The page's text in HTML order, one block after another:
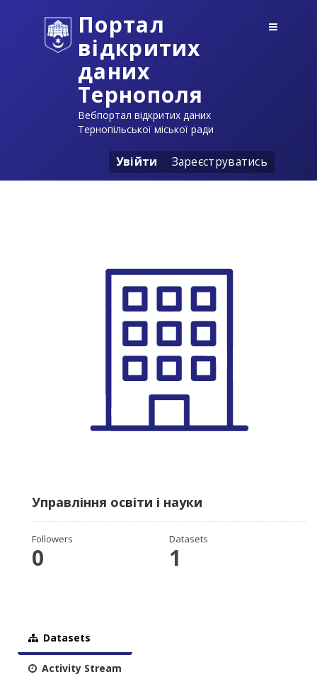
Портал
відкритих
даних
Тернополя
Вебпортал відкритих даних
Тернопільської міської ради
Увійти Зареєструватись
Управління освіти і науки
Followers
0
Datasets
1
Datasets
Activity Stream